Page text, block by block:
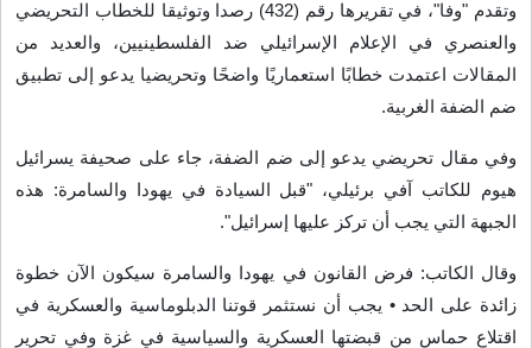
وتقدم "وفا"، في تقريرها رقم (432) رصدا وتوثيقا للخطاب التحريضي
والعنصري في الإعلام الإسرائيلي ضد الفلسطينيين، والعديد من
المقالات اعتمدت خطابًا استعماريًا واضحًا وتحريضيا يدعو إلى تطبيق
ضم الضفة الغربية.
وفي مقال تحريضي يدعو إلى ضم الضفة، جاء على صحيفة يسرائيل
هيوم للكاتب آفي برئيلي، "قبل السيادة في يهودا والسامرة: هذه
الجبهة التي يجب أن تركز عليها إسرائيل".
وقال الكاتب: فرض القانون في يهودا والسامرة سيكون الآن خطوة
زائدة على الحد • يجب أن نستثمر قوتنا الدبلوماسية والعسكرية في
اقتلاع حماس من قبضتها العسكرية والسياسية في غزة وفي تحرير